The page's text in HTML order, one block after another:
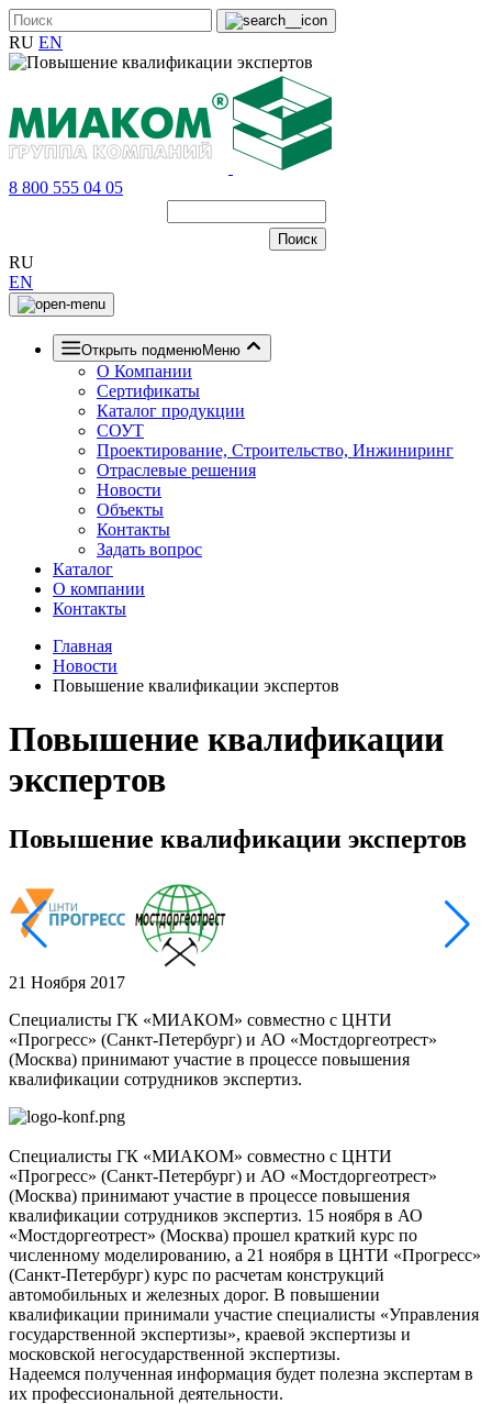
RU EN
8 800 555 04 05
RU
EN
Открыть подменюМеню
О Компании
Сертификаты
Каталог продукции
СОУТ
Проектирование, Строительство, Инжиниринг
Отраслевые решения
Новости
Объекты
Контакты
Задать вопрос
Каталог
О компании
Контакты
Главная
Новости
Повышение квалификации экспертов
Повышение квалификации
экспертов
Повышение квалификации экспертов
21 Ноября 2017
Специалисты ГК «МИАКОМ» совместно с ЦНТИ
«Прогресс» (Санкт-Петербург) и АО «Мостдоргеотрест»
(Москва) принимают участие в процессе повышения
квалификации сотрудников экспертиз.
Специалисты ГК «МИАКОМ» совместно с ЦНТИ
«Прогресс» (Санкт-Петербург) и АО «Мостдоргеотрест»
(Москва) принимают участие в процессе повышения
квалификации сотрудников экспертиз. 15 ноября в АО
«Мостдоргеотрест» (Москва) прошел краткий курс по
численному моделированию, а 21 ноября в ЦНТИ «Прогресс»
(Санкт-Петербург) курс по расчетам конструкций
автомобильных и железных дорог. В повышении
квалификации принимали участие специалисты «Управления
государственной экспертизы», краевой экспертизы и
московской негосударственной экспертизы.
Надеемся полученная информация будет полезна экспертам в
их профессиональной деятельности.